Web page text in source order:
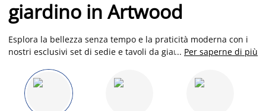
giardino in Artwood
Esplora la bellezza senza tempo e la praticità moderna con i
nostri esclusivi set di sedie e tavoli da giardino in Artwood.
relax e convivialità, questi mobili combinano l'estetica
naturale del legno con la resistenza e la bassa manutenzione
dell'Artwood.
... Per saperne di più